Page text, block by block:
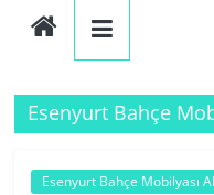
Esenyurt Bahçe
Esenyurt Bahçe Mobilyası